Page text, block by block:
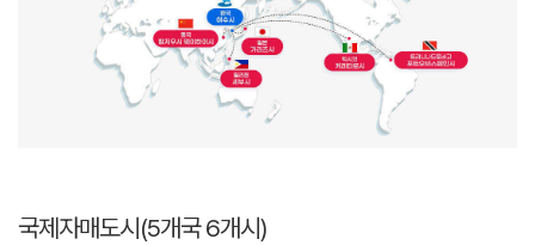
국제자매도시(5개국 6개시)